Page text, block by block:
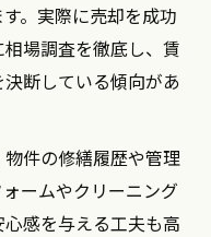
。実際に売却を成功
場調査を徹底し、賃
断している傾向があ
件の修繕履歴や管理
ームやクリーニング
感を与える工夫も高